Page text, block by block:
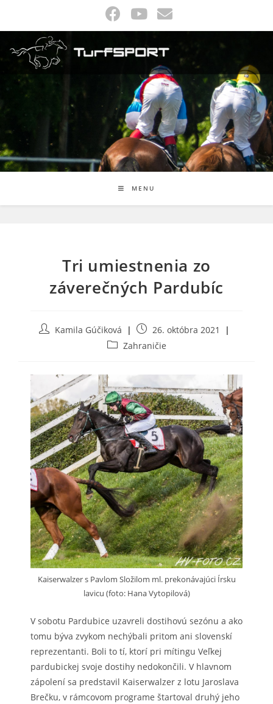
MENU
Tri umiestnenia zo
záverečných Pardubíc
Post Kamila Gúčiková
Post
published:
26. októbra 2021
PostZahraničie
Kaiserwalzer s Pavlom Složilom ml. prekonávajúci Írsku
lavicu (foto: Hana Vytopilová)
V sobotu Pardubice uzavreli dostihovú sezónu a ako
tomu býva zvykom nechýbali pritom ani slovenskí
reprezentanti. Boli to tí, ktorí pri mítingu Veľkej
pardubickej svoje dostihy nedokončili. V hlavnom
zápolení sa predstavil Kaiserwalzer z lotu Jaroslava
Brečku, v rámcovom programe štartoval druhý jeho